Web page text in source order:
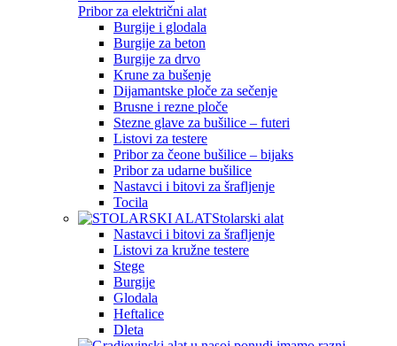
Pribor za električni alat
Burgije i glodala
Burgije za beton
Burgije za drvo
Krune za bušenje
Dijamantske ploče za sečenje
Brusne i rezne ploče
Stezne glave za bušilice – futeri
Listovi za testere
Pribor za čeone bušilice – bijaks
Pribor za udarne bušilice
Nastavci i bitovi za šrafljenje
Tocila
Stolarski alat
Nastavci i bitovi za šrafljenje
Listovi za kružne testere
Stege
Burgije
Glodala
Heftalice
Dleta